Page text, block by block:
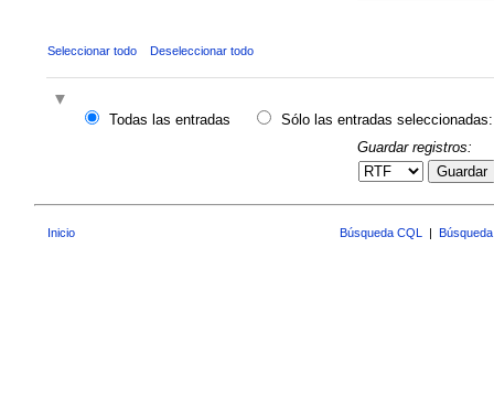
Seleccionar todo Deseleccionar todo
Todas las entradas
Sólo las entradas seleccionadas:
Guardar registros:
Guardar
Inicio Búsqueda CQL